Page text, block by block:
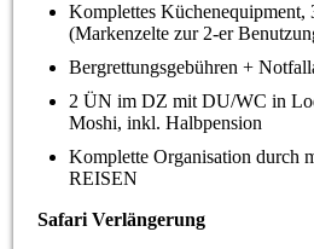
Komplettes Küchenequipment,
(Markenzelte zur 2-er
Bergrettungsgebühren +
2 ÜN im DZ mit DU/WC in
Moshi, inkl. Halbpension
Komplette Organisation durch
REISEN
Safari Verlängerung